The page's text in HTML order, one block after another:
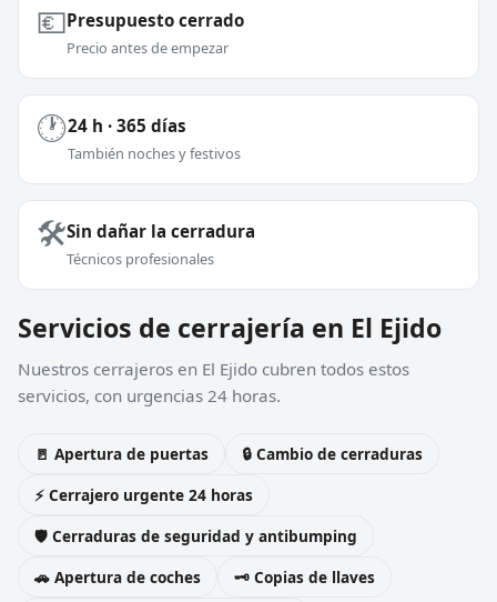
💶Presupuesto cerrado
Precio antes de empezar
🕐24 h · 365 días
También noches y festivos
🛠️Sin dañar la cerradura
Técnicos profesionales
Servicios de cerrajería en El Ejido
Nuestros cerrajeros en El Ejido cubren todos estos
servicios, con urgencias 24 horas.
🚪 Apertura de puertas
🔒 Cambio de cerraduras
⚡ Cerrajero urgente 24 horas
🛡️ Cerraduras de seguridad y antibumping
🚗 Apertura de coches
🗝️ Copias de llaves